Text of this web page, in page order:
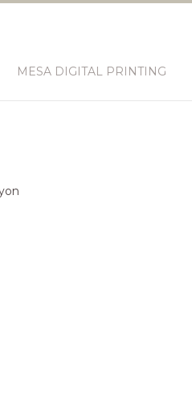
MESA DIGITAL PRINTING